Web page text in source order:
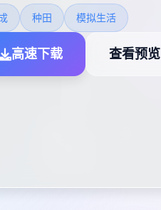
种田 模拟生活
高速下载 查看预览